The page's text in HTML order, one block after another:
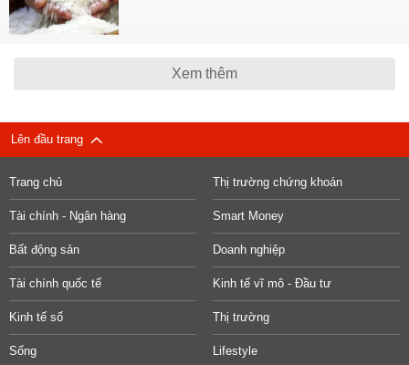
Xem thêm
Lên đầu trang
Trang chủ Thị trường chứng khoán
Tài chính - Ngân hàng Smart Money
Bất động sản Doanh nghiệp
Tài chính quốc tế Kinh tế vĩ mô - Đầu tư
Kinh tế số Thị trường
Sống Lifestyle